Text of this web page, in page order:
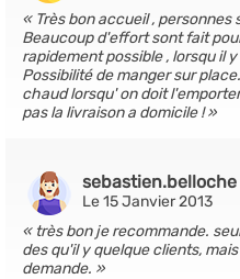
Très bon accueil ,
Beaucoup d'effort sont fait
rapidement possible , lorsqu il
Possibilité de manger sur
chaud lorsqu' on doit
pas la livraison a domicile !
sebastien.belloche
Le 15 Janvier 2013
très bon je recommande.
des qu'il y quelque clients,
demande.